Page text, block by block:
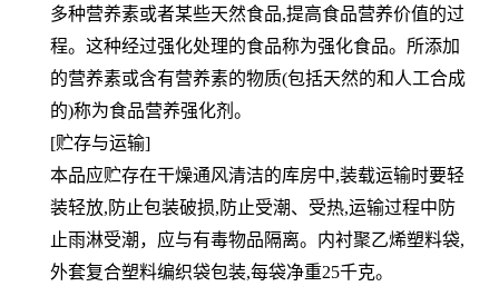
多种营养素或者某些天然食品,提高食品营养价值的过
程。这种经过强化处理的食品称为强化食品。所添加
的营养素或含有营养素的物质(包括天然的和人工合成
的)称为食品营养强化剂。
[贮存与运输]
本品应贮存在干燥通风清洁的库房中,装载运输时要轻
装轻放,防止包装破损,防止受潮、受热,运输过程中防
止雨淋受潮，应与有毒物品隔离。内衬聚乙烯塑料袋,
外套复合塑料编织袋包装,每袋净重25千克。